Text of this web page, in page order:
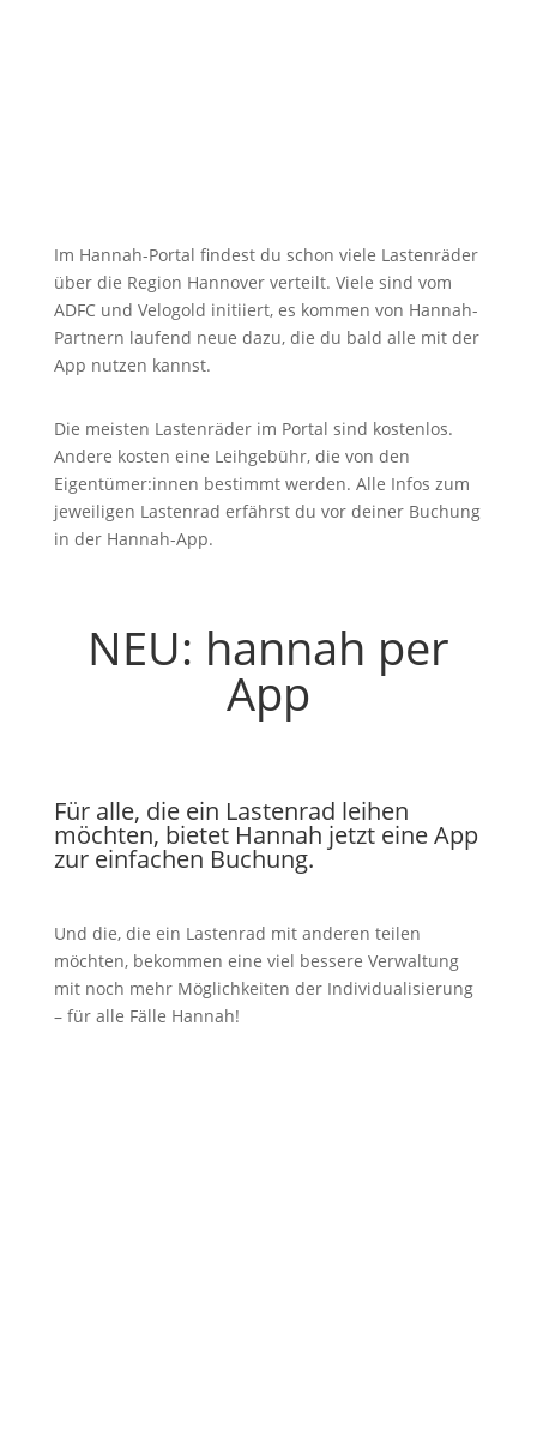
Im Hannah-Portal findest du schon viele Lastenräder
über die Region Hannover verteilt. Viele sind vom
ADFC und Velogold initiiert, es kommen von Hannah-
Partnern laufend neue dazu, die du bald alle mit der
App nutzen kannst.
Die meisten Lastenräder im Portal sind kostenlos.
Andere kosten eine Leihgebühr, die von den
Eigentümer:innen bestimmt werden. Alle Infos zum
jeweiligen Lastenrad erfährst du vor deiner Buchung
in der Hannah-App.
NEU: hannah per
App
Für alle, die ein Lastenrad leihen
möchten, bietet Hannah jetzt eine App
zur einfachen Buchung.
Und die, die ein Lastenrad mit anderen teilen
möchten, bekommen eine viel bessere Verwaltung
mit noch mehr Möglichkeiten der Individualisierung
– für alle Fälle Hannah!